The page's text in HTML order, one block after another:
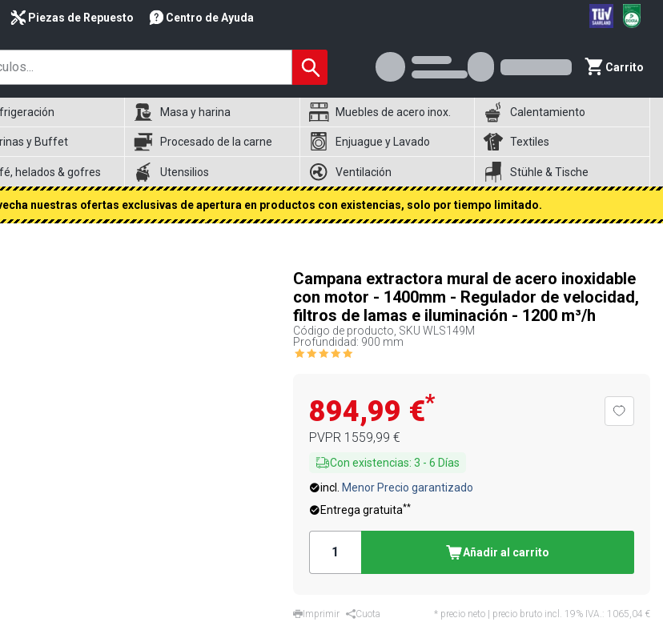
Piezas de Repuesto Centro de Ayuda
Carrito
Masa y harina Muebles de acero inox. Calentamiento
y Buffet Procesado de la carne Enjuague y Lavado Textiles
helados & gofres Utensilios Ventilación Stühle & Tische
nuestras ofertas exclusivas de apertura en productos con existencias, solo por tiempo limitado.
Campana extractora mural de acero inoxidable
con motor - 1400mm - Regulador de velocidad,
filtros de lamas e iluminación - 1200 m³/h
Código de producto, SKU WLS149M
Profundidad: 900 mm
894,99 €*
PVPR 1559,99 €
Con existencias: 3 - 6 Días
incl.
Menor Precio garantizado
Entrega gratuita**
Añadir al carrito
Imprimir Cuota * precio neto | precio bruto incl. 19% IVA.: 1065,04 €